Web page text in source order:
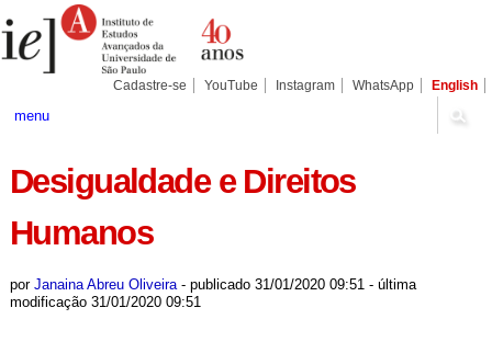
para
conteúdo.
Pessoais
Cadastre-se YouTube Instagram WhatsApp English
menu
Desigualdade e Direitos
Humanos
por Janaina Abreu Oliveira - publicado31/01/2020 09:51 - última
modificação31/01/2020 09:51